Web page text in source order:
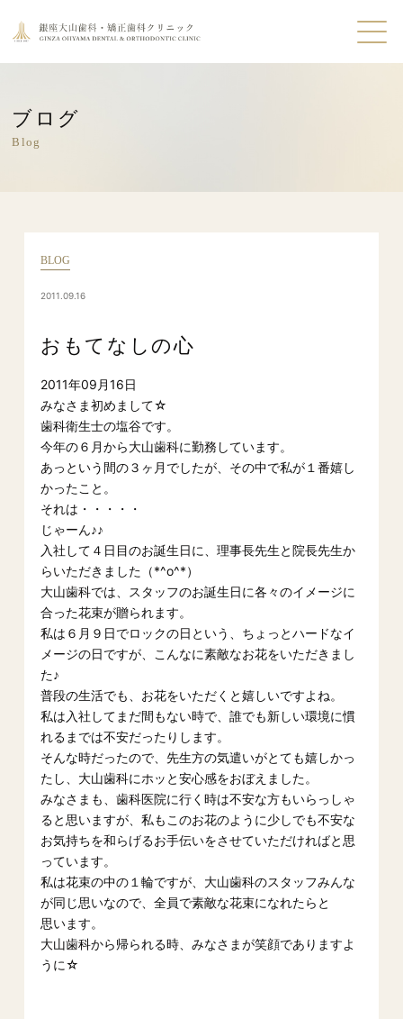
ブログ
Blog
BLOG
2011.09.16
おもてなしの心
2011年09月16日
みなさま初めまして☆
歯科衛生士の塩谷です。
今年の６月から大山歯科に勤務しています。
あっという間の３ヶ月でしたが、その中で私が１番嬉し
かったこと。
それは・・・・・
じゃーん♪♪
入社して４日目のお誕生日に、理事長先生と院長先生か
らいただきました（*^o^*）
大山歯科では、スタッフのお誕生日に各々のイメージに
合った花束が贈られます。
私は６月９日でロックの日という、ちょっとハードなイ
メージの日ですが、こんなに素敵なお花をいただきまし
た♪
普段の生活でも、お花をいただくと嬉しいですよね。
私は入社してまだ間もない時で、誰でも新しい環境に慣
れるまでは不安だったりします。
そんな時だったので、先生方の気遣いがとても嬉しかっ
たし、大山歯科にホッと安心感をおぼえました。
みなさまも、歯科医院に行く時は不安な方もいらっしゃ
ると思いますが、私もこのお花のように少しでも不安な
お気持ちを和らげるお手伝いをさせていただければと思
っています。
私は花束の中の１輪ですが、大山歯科のスタッフみんな
が同じ思いなので、全員で素敵な花束になれたらと
思います。
大山歯科から帰られる時、みなさまが笑顔でありますよ
うに☆